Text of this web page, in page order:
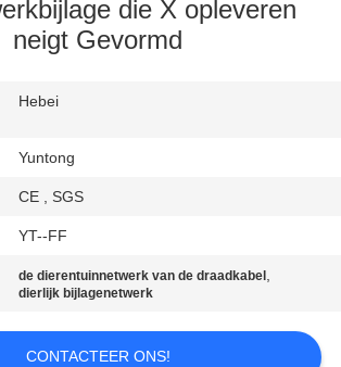
die X opleveren
neigt Gevormd
Hebei
Yuntong
CE , SGS
YT--FF
de dierentuinnetwerk van de draadkabel ,
dierlijk bijlagenetwerk
CONTACTEER ONS!